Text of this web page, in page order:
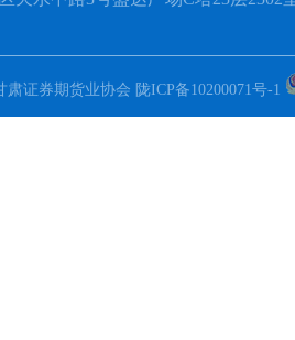
肃证券期货业协会 陇ICP备10200071号-1